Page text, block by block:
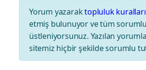
Yorum yazaraktopluluk
etmiş bulunuyor ve tüm
üstleniyorsunuz. Yazılan
sitemiz hiçbir şekilde sorumlu